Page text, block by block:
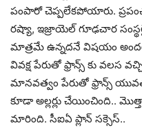
పంపారో చెప్పలేకపోయారు.
రష్యా, ఇజ్రాయెల్ గూఢచార
మాత్రమే ఉన్నదనే విషయం
వివక్ష పేరుతో ఫ్రాన్స్ కు వలస
మానవత్వం పేరుతో ఫ్రాన్స్
కూడా అల్లర్లు చేయించింది..
మారింది. సీఐఏ ప్లాన్ సక్సెస్..